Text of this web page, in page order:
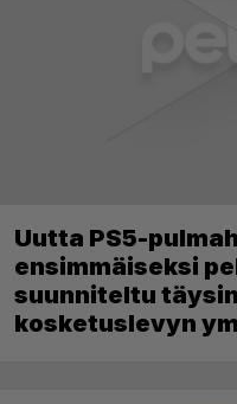
Uutta PS5-
ensimmäiseksi
suunniteltu
kosketuslevyn